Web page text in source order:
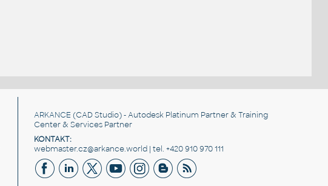
ARKANCE (CAD Studio) - Autodesk Platinum Partner & Training
Center & Services Partner
KONTAKT:
webmaster.cz@arkance.world | tel. +420 910 970 111